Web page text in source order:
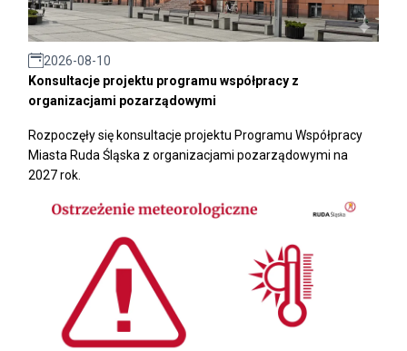
2026-08-10
Konsultacje projektu programu współpracy z
organizacjami pozarządowymi
Rozpoczęły się konsultacje projektu Programu Współpracy
Miasta Ruda Śląska z organizacjami pozarządowymi na
2027 rok.